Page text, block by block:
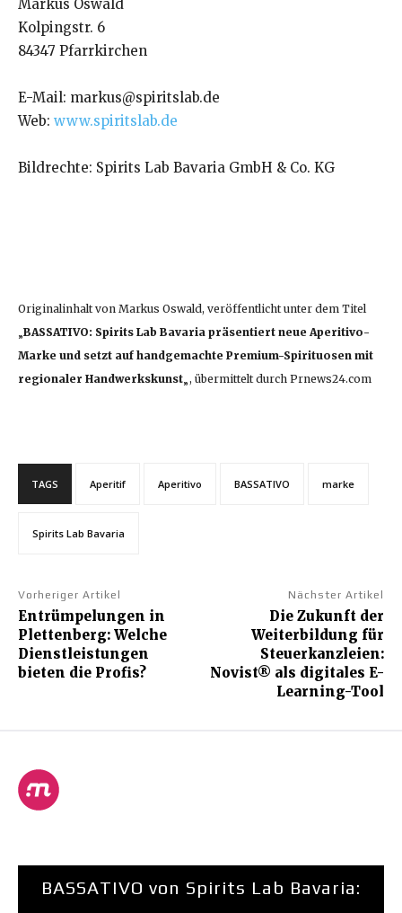
Markus Oswald
Kolpingstr. 6
84347 Pfarrkirchen
E-Mail: markus@spiritslab.de
Web: www.spiritslab.de
Bildrechte: Spirits Lab Bavaria GmbH & Co. KG
Originalinhalt von Markus Oswald, veröffentlicht unter dem Titel
„BASSATIVO: Spirits Lab Bavaria präsentiert neue Aperitivo-
Marke und setzt auf handgemachte Premium-Spirituosen mit
regionaler Handwerkskunst„, übermittelt durch Prnews24.com
TAGS Aperitif Aperitivo BASSATIVO marke
Spirits Lab Bavaria
Vorheriger Artikel
Entrümpelungen in
Plettenberg: Welche
Dienstleistungen
bieten die Profis?
Nächster Artikel
Die Zukunft der
Weiterbildung für
Steuerkanzleien:
Novist® als digitales E-
Learning-Tool
BASSATIVO von Spirits Lab Bavaria: